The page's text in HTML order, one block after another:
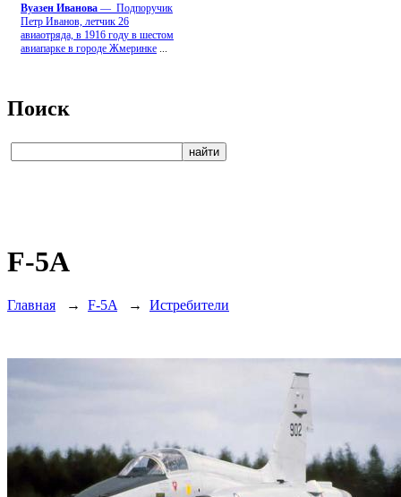
Вуазен Иванова — Подпоручик
Петр Иванов, летчик 26
авиаотряда, в 1916 году в шестом
авиапарке в городе Жмеринке
Поиск
F-5A
Главная → F-5A → Истребители